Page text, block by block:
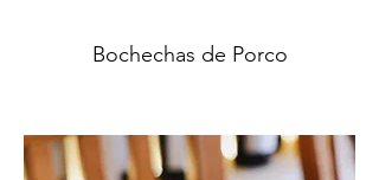
Bochechas de Porco